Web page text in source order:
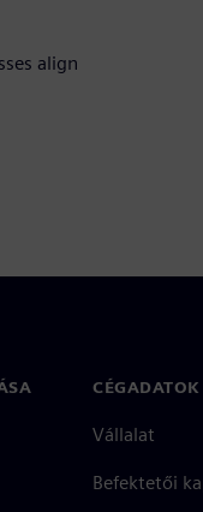
align
CÉGADATOK
Vállalat
Befektetői